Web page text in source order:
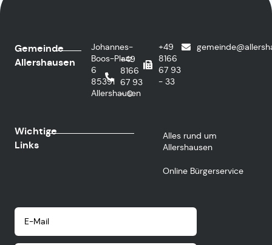
Gemeinde
Allershausen
Johannes-
Boos-Platz
6
85391
Allershausen
+49
8166
67 93
- 0
+49
8166
67 93
- 33
Wichtige
Links
Alles rund um
Allershausen
Online Bürgerservice